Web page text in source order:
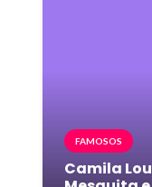
FAMOSOS
Camila